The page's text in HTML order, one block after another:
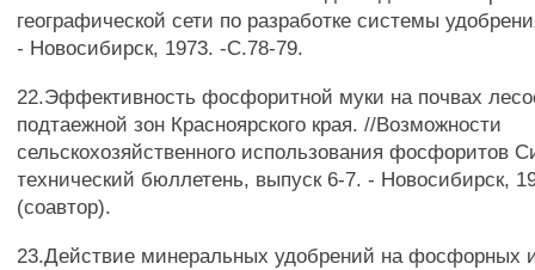
географической сети по разработке системы
- Новосибирск, 1973. -С.78-79.
22.Эффективность фосфоритной муки на почвах
подтаежной зон Красноярского края. //Возможности
сельскохозяйственного использования фосфоритов
технический бюллетень, выпуск 6-7. - Новосибирск,
(соавтор).
23.Действие минеральных удобрений на фосфорных